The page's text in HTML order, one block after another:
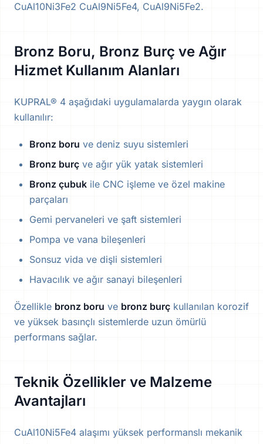
CuAl10Ni3Fe2 CuAl9Ni5Fe4, CuAl9Ni5Fe2.
Bronz Boru, Bronz Burç ve Ağır
Hizmet Kullanım Alanları
KUPRAL® 4 aşağıdaki uygulamalarda yaygın olarak
kullanılır:
Bronz boru ve deniz suyu sistemleri
Bronz burç ve ağır yük yatak sistemleri
Bronz çubuk ile CNC işleme ve özel makine
parçaları
Gemi pervaneleri ve şaft sistemleri
Pompa ve vana bileşenleri
Sonsuz vida ve dişli sistemleri
Havacılık ve ağır sanayi bileşenleri
Özellikle bronz boru ve bronz burç kullanılan korozif
ve yüksek basınçlı sistemlerde uzun ömürlü
performans sağlar.
Teknik Özellikler ve Malzeme
Avantajları
CuAl10Ni5Fe4 alaşımı yüksek performanslı mekanik